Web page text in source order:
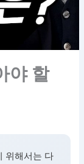
야 할
위해서는 다